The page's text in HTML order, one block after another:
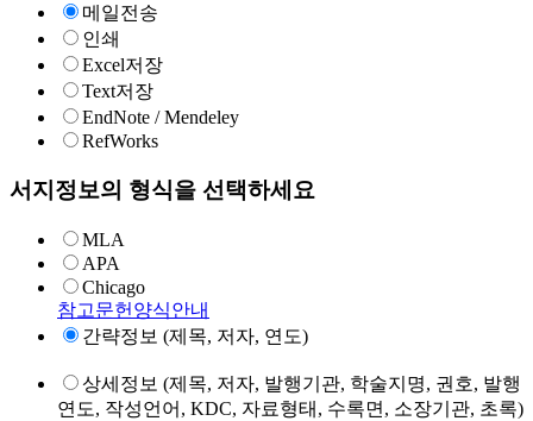
메일전송
인쇄
Excel저장
Text저장
EndNote / Mendeley
RefWorks
서지정보의 형식을 선택하세요
MLA
APA
Chicago
참고문헌양식안내
간략정보 (제목, 저자, 연도)
상세정보 (제목, 저자, 발행기관, 학술지명, 권호, 발행
연도, 작성언어, KDC, 자료형태, 수록면, 소장기관, 초록)